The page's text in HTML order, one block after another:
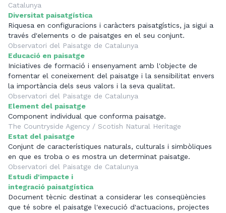
Catalunya
Diversitat paisatgística
Riquesa en configuracions i caràcters paisatgístics, ja sigui a
través d'elements o de paisatges en el seu conjunt.
Observatori del Paisatge de Catalunya
Educació en paisatge
Iniciatives de formació i ensenyament amb l'objecte de
fomentar el coneixement del paisatge i la sensibilitat envers
la importància dels seus valors i la seva qualitat.
Observatori del Paisatge de Catalunya
Element del paisatge
Component individual que conforma paisatge.
The Countryside Agency / Scotish Natural Heritage
Estat del paisatge
Conjunt de característiques naturals, culturals i simbòliques
en que es troba o es mostra un determinat paisatge.
Observatori del Paisatge de Catalunya
Estudi d'impacte i
integració paisatgística
Document tècnic destinat a considerar les conseqüències
que té sobre el paisatge l'execució d'actuacions, projectes